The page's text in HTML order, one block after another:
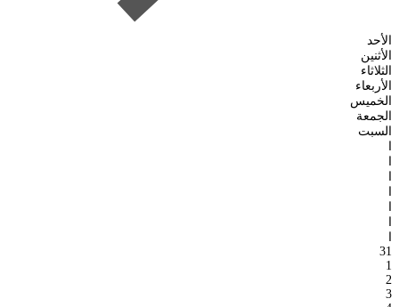
الأحد
الأثنين
الثلاثاء
الأربعاء
الخميس
الجمعة
السبت
31
1
2
3